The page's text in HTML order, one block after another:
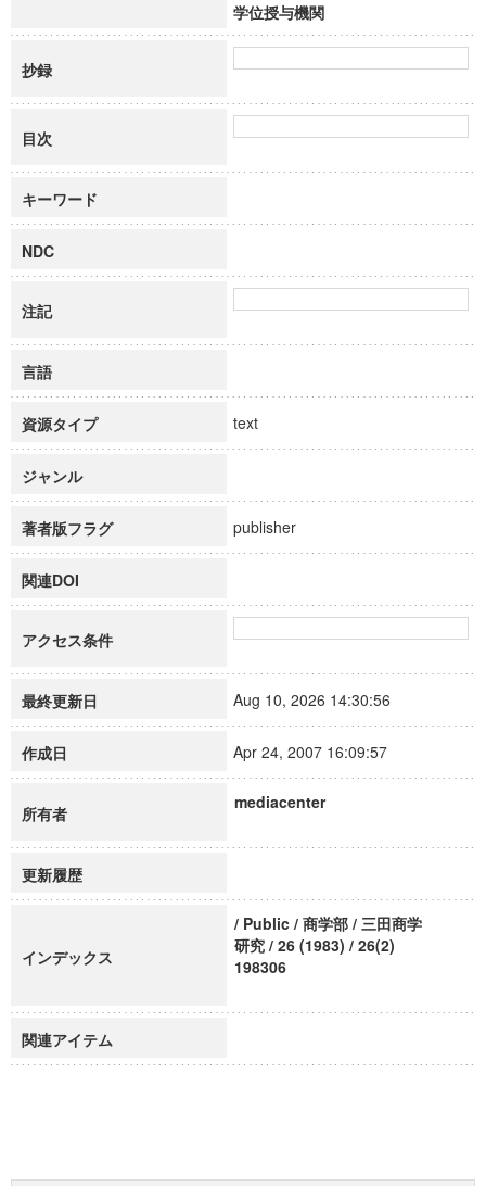
学位授与機関
抄録
目次
キーワード
NDC
注記
言語
資源タイプ text
ジャンル
著者版フラグ publisher
関連DOI
アクセス条件
最終更新日 Aug 10, 2026 14:30:56
作成日 Apr 24, 2007 16:09:57
所有者
mediacenter
更新履歴
インデックス
/ Public / 商学部 / 三田商学
研究 / 26 (1983) / 26(2)
198306
関連アイテム